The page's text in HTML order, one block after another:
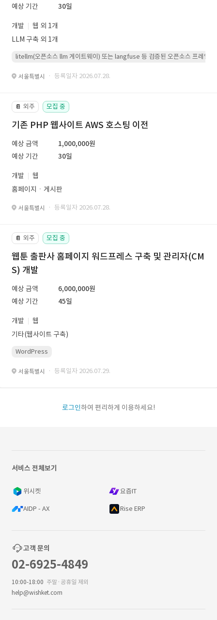
예상 기간
30일
개발
웹 외 1개
LLM 구축 외 1개
litellm(오픈소스 llm 게이트웨이) 또는 langfuse 등 검증된 오픈소스 프레임워
서울특별시 · 등록일자 2026.07.28.
📔 외주 모집 중
기존 PHP 웹사이트 AWS 호스팅 이전
예상 금액
1,000,000원
예상 기간
30일
개발
웹
홈페이지ㆍ게시판
서울특별시 · 등록일자 2026.07.28.
📔 외주 모집 중
웹툰 출판사 홈페이지 워드프레스 구축 및 관리자(CM
S) 개발
예상 금액
6,000,000원
예상 기간
45일
개발
웹
기타(웹사이트 구축)
WordPress
서울특별시 · 등록일자 2026.07.29.
로그인하여 편리하게 이용하세요!
서비스 전체보기
위시켓 요즘IT
AIDP - AX Rise ERP
고객 문의
02-6925-4849
10:00-18:00 주말·공휴일 제외
help@wishket.com